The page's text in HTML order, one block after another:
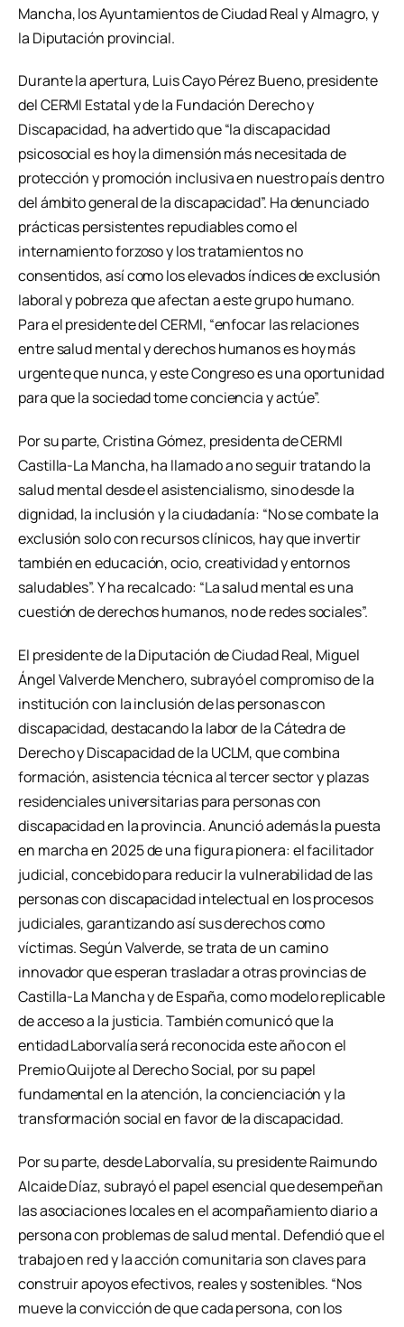
Mancha, los Ayuntamientos de Ciudad Real y Almagro, y
la Diputación provincial.
Durante la apertura, Luis Cayo Pérez Bueno, presidente
del CERMI Estatal y de la Fundación Derecho y
Discapacidad, ha advertido que “la discapacidad
psicosocial es hoy la dimensión más necesitada de
protección y promoción inclusiva en nuestro país dentro
del ámbito general de la discapacidad”. Ha denunciado
prácticas persistentes repudiables como el
internamiento forzoso y los tratamientos no
consentidos, así como los elevados índices de exclusión
laboral y pobreza que afectan a este grupo humano.
Para el presidente del CERMI, “enfocar las relaciones
entre salud mental y derechos humanos es hoy más
urgente que nunca, y este Congreso es una oportunidad
para que la sociedad tome conciencia y actúe”.
Por su parte, Cristina Gómez, presidenta de CERMI
Castilla-La Mancha, ha llamado a no seguir tratando la
salud mental desde el asistencialismo, sino desde la
dignidad, la inclusión y la ciudadanía: “No se combate la
exclusión solo con recursos clínicos, hay que invertir
también en educación, ocio, creatividad y entornos
saludables”. Y ha recalcado: “La salud mental es una
cuestión de derechos humanos, no de redes sociales”.
El presidente de la Diputación de Ciudad Real, Miguel
Ángel Valverde Menchero, subrayó el compromiso de la
institución con la inclusión de las personas con
discapacidad, destacando la labor de la Cátedra de
Derecho y Discapacidad de la UCLM, que combina
formación, asistencia técnica al tercer sector y plazas
residenciales universitarias para personas con
discapacidad en la provincia. Anunció además la puesta
en marcha en 2025 de una figura pionera: el facilitador
judicial, concebido para reducir la vulnerabilidad de las
personas con discapacidad intelectual en los procesos
judiciales, garantizando así sus derechos como
víctimas. Según Valverde, se trata de un camino
innovador que esperan trasladar a otras provincias de
Castilla-La Mancha y de España, como modelo replicable
de acceso a la justicia. También comunicó que la
entidad Laborvalía será reconocida este año con el
Premio Quijote al Derecho Social, por su papel
fundamental en la atención, la concienciación y la
transformación social en favor de la discapacidad.
Por su parte, desde Laborvalía, su presidente Raimundo
Alcaide Díaz, subrayó el papel esencial que desempeñan
las asociaciones locales en el acompañamiento diario a
persona con problemas de salud mental. Defendió que el
trabajo en red y la acción comunitaria son claves para
construir apoyos efectivos, reales y sostenibles. “Nos
mueve la convicción de que cada persona, con los